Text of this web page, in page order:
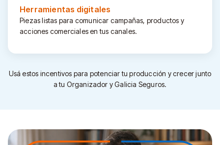
Herramientas digitales
Piezas listas para comunicar campañas, productos y
acciones comerciales en tus canales.
Usá estos incentivos para potenciar tu producción y crecer junto
a tu Organizador y Galicia Seguros.